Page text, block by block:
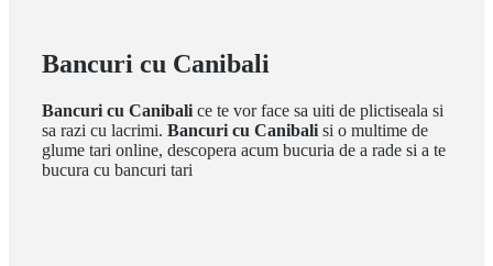
Bancuri cu Canibali
Bancuri cu Canibali ce te vor face sa uiti de plictiseala si
sa razi cu lacrimi. Bancuri cu Canibali si o multime de
glume tari online, descopera acum bucuria de a rade si a te
bucura cu bancuri tari